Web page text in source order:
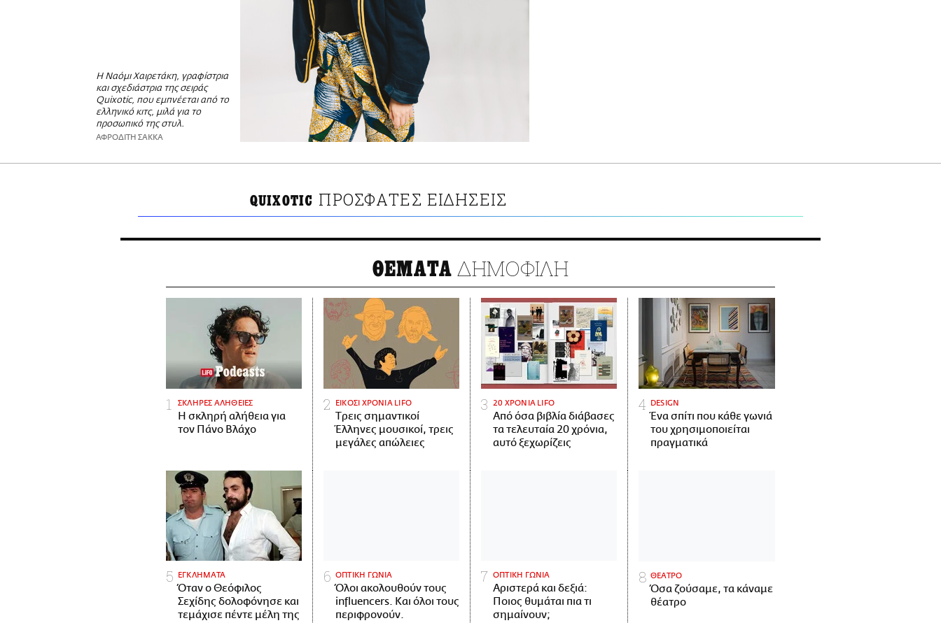
Η Ναόμι Χαιρετάκη, γραφίστρια
και σχεδιάστρια της σειράς
Quixotic, που εμπνέεται από το
ελληνικό κιτς, μιλά για το
προσωπικό της στυλ.
ΑΦΡΟΔΙΤΗ ΣΑΚΚΑ
QUIXOTIC ΠΡΟΣΦΑΤΕΣ ΕΙΔΗΣΕΙΣ
ΘΕΜΑΤΑ ΔΗΜΟΦΙΛΗ
ΣΚΛΗΡΕΣ ΑΛΗΘΕΙΕΣ
H σκληρή αλήθεια για
τον Πάνο Βλάχο
ΕΙΚΟΣΙ ΧΡΟΝΙΑ LIFO
Tρεις σημαντικοί
Έλληνες μουσικοί, τρεις
μεγάλες απώλειες
20 ΧΡΟΝΙΑ LIFO
Από όσα βιβλία διάβασες
τα τελευταία 20 χρόνια,
αυτό ξεχωρίζεις
DESIGN
Ένα σπίτι που κάθε γωνιά
του χρησιμοποιείται
πραγματικά
ΕΓΚΛΗΜΑΤΑ
Όταν ο Θεόφιλος
Σεχίδης δολοφόνησε και
τεμάχισε πέντε μέλη της
ΟΠΤΙΚΗ ΓΩΝΙΑ
Όλοι ακολουθούν τους
influencers. Και όλοι τους
περιφρονούν.
ΟΠΤΙΚΗ ΓΩΝΙΑ
Αριστερά και δεξιά:
Ποιος θυμάται πια τι
σημαίνουν;
ΘΕΑΤΡΟ
Όσα ζούσαμε, τα κάναμε
θέατρο